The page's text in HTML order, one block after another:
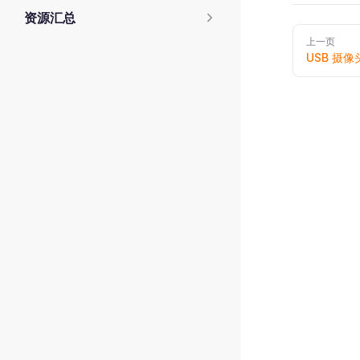
资源汇总
Pager
上一页
USB 摄像